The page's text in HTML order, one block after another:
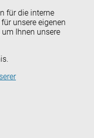
für die interne
unsere eigenen
Ihnen unsere